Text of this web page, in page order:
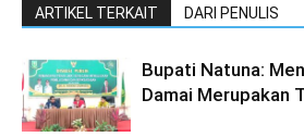
ARTIKEL TERKAIT DARI PENULIS
Bupati Natuna:
Damai Merupakan